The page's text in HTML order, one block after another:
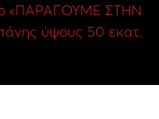
«ΠΑΡΑΓΟΥΜΕ ΣΤΗΝ
ύψους 50 εκατ.